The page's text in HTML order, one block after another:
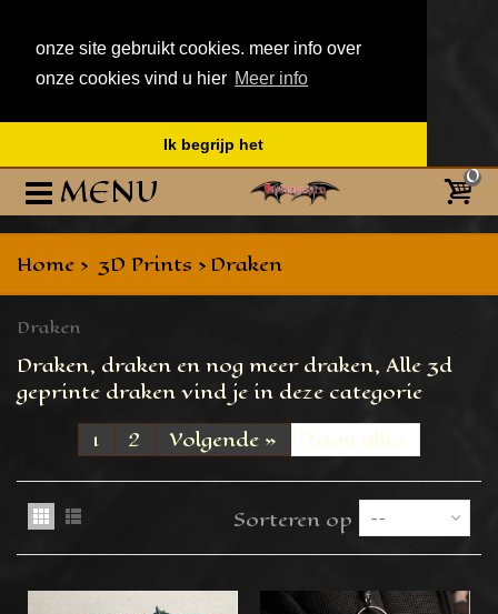
onze site gebruikt cookies. meer info over
onze cookies vind u hier Meer info
Ik begrijp het
MENU 0
Home > 3D Prints >Draken
Draken
Draken, draken en nog meer draken, Alle 3d
geprinte draken vind je in deze categorie
1
2 Volgende» Toon alles
Sorteren op --